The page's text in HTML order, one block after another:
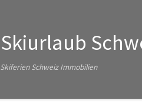
Skiurlaub
Skiferien Schweiz Immobilien